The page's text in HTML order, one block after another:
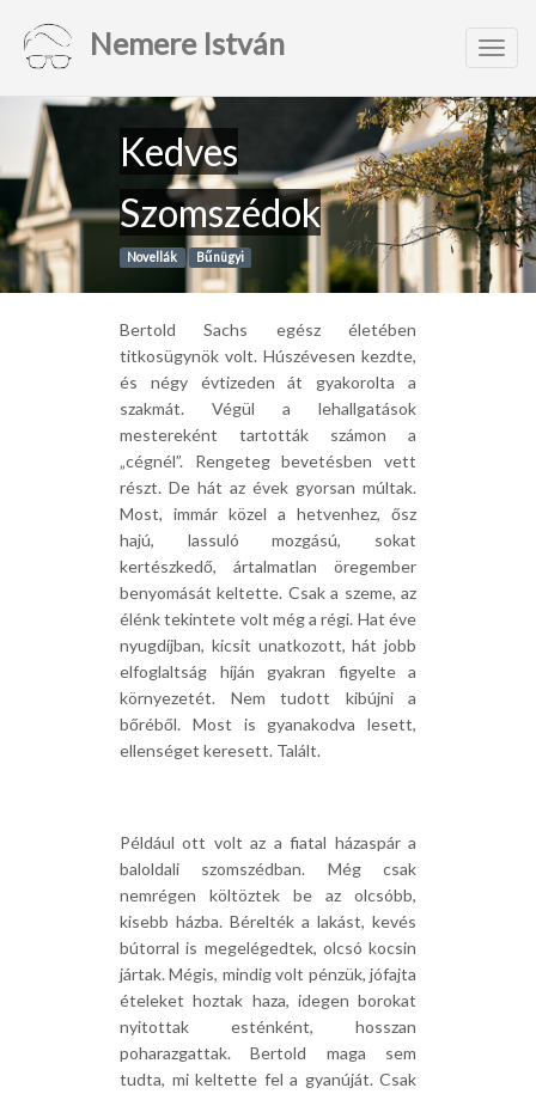
Nemere István
Kedves
Szomszédok
Novellák Bűnügyi
Bertold Sachs egész életében
titkosügynök volt. Húszévesen kezdte,
és négy évtizeden át gyakorolta a
szakmát. Végül a lehallgatások
mestereként tartották számon a
„cégnél”. Rengeteg bevetésben vett
részt. De hát az évek gyorsan múltak.
Most, immár közel a hetvenhez, ősz
hajú, lassuló mozgású, sokat
kertészkedő, ártalmatlan öregember
benyomását keltette. Csak a szeme, az
élénk tekintete volt még a régi. Hat éve
nyugdíjban, kicsit unatkozott, hát jobb
elfoglaltság híján gyakran figyelte a
környezetét. Nem tudott kibújni a
bőréből. Most is gyanakodva lesett,
ellenséget keresett. Talált.
Például ott volt az a fiatal házaspár a
baloldali szomszédban. Még csak
nemrégen költöztek be az olcsóbb,
kisebb házba. Bérelték a lakást, kevés
bútorral is megelégedtek, olcsó kocsin
jártak. Mégis, mindig volt pénzük, jófajta
ételeket hoztak haza, idegen borokat
nyitottak esténként, hosszan
poharazgattak. Bertold maga sem
tudta, mi keltette fel a gyanúját. Csak